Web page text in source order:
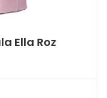
Ella Roz